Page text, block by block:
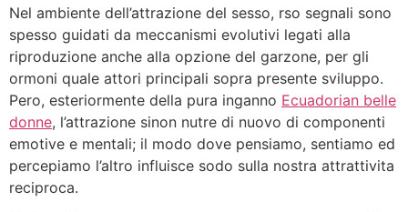
Nel ambiente dell’attrazione del sesso, rso segnali sono
spesso guidati da meccanismi evolutivi legati alla
riproduzione anche alla opzione del garzone, per gli
ormoni quale attori principali sopra presente sviluppo.
Pero, esteriormente della pura inganno Ecuadorian belle
donne, l’attrazione sinon nutre di nuovo di componenti
emotive e mentali; il modo dove pensiamo, sentiamo ed
percepiamo l’altro influisce sodo sulla nostra attrattivita
reciproca.